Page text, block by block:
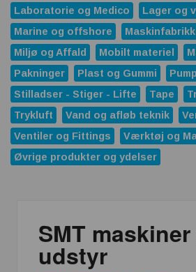
Laboratorie og Medico
Lager og
Marine og offshore
Miljø og Affald
Mobilt materiel
Pakninger
Plast og Gummi
Stilladser - Stiger - Lifte
Tape
Trykluft
Vand og afløb teknik
Ventiler og Fittings
Værktøj og
Øvrige produkter og ydelser
SMT
udstyr